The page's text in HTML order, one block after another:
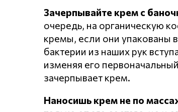
Зачерпывайте крем с
очередь, на органическую
кремы, если они упакованы
бактерии из наших рук
изменяя его
зачерпывает крем.
Наносишь крем не по